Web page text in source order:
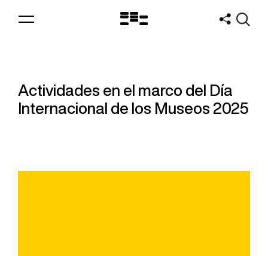
Logo
Actividades en el marco del Día
Internacional de los Museos 2025